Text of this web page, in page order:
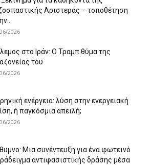
Αριστεράς – τοποθέτηση
2026
στο Ιράν: Ο Τραμπ θύμα της
του
2026
ενέργεια: λύση στην ενεργειακή
ή παγκόσμια απειλή;
2026
Μια συνέντευξη για ένα φωτεινό
αντιφασιστικής δράσης μέσα